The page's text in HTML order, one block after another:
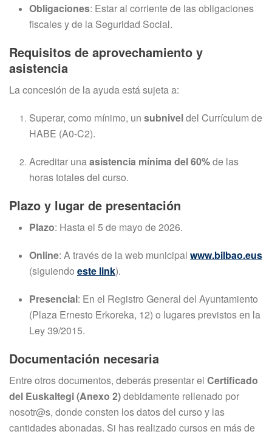
Obligaciones: Estar al corriente de las obligaciones
fiscales y de la Seguridad Social.
Requisitos de aprovechamiento y
asistencia
La concesión de la ayuda está sujeta a:
Superar, como mínimo, un subniveldel Currículum de
HABE (A0-C2).
Acreditar unaasistencia mínima del 60%de las
horas totales del curso.
Plazo y lugar de presentación
Plazo: Hasta el 5 de mayo de 2026.
Online: A través de la web municipal www.bilbao.eus
(siguiendo este link).
Presencial: En el Registro General del Ayuntamiento
(Plaza Ernesto Erkoreka, 12) o lugares previstos en la
Ley 39/2015.
Documentación necesaria
Entre otros documentos, deberás presentar el Certificado
del Euskaltegi (Anexo 2)debidamente rellenado por
nosotr@s, donde consten los datos del curso y las
cantidades abonadas. Si has realizado cursos en más de